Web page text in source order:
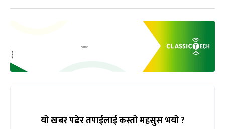
यो खबर पढेर तपाईलाई कस्तो महसुस भयो ?